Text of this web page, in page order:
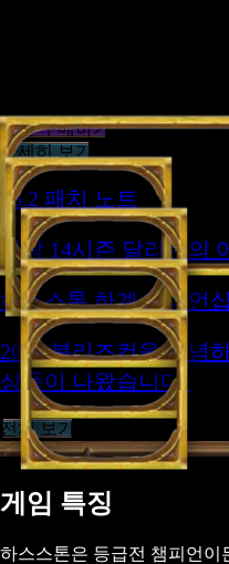
지금 구매하기
자세히 보기
36.2 패치 노트
전장 14시즌 달라란의
하스스톤 하계 챔피언
2026 블리즈컨을 기념
상품이 나왔습니다!
전체 보기
게임 특징
하스스톤은 등급전 챔피언이